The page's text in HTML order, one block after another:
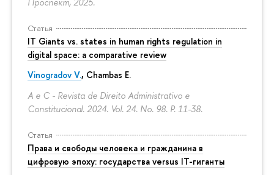
Статья
IT Giants vs. states in human rights regulation in
digital space: a comparative review
Vinogradov V., Chambas E.
A e C - Revista de Direito Administrativo e
Constitucional. 2024. Vol. 24. No. 98. P. 11-38.
Статья
Права и свободы человека и гражданина в
цифровую эпоху: государства versus IT-гиганты